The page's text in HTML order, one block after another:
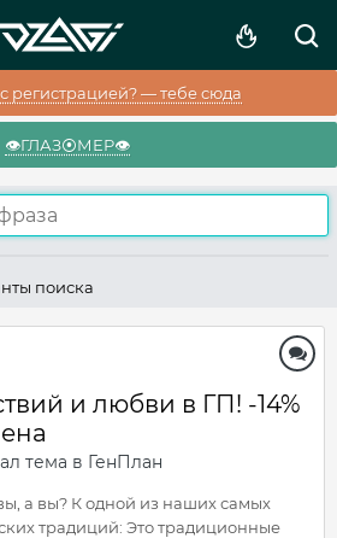
регистрацией? — тебе сюда
👁️ГЛАЗ⦿МЕР👁️
поиска
и любви в ГП! -14%
тема в ГенПлан
а вы? К одной из наших самых
традиций: Это традиционные